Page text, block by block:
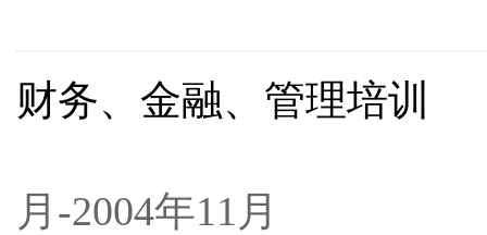
财务、金融、管理培训
月-2004年11月